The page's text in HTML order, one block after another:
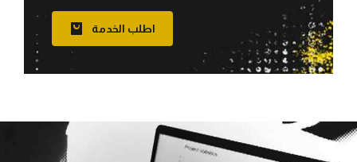
اطلب الخدمة